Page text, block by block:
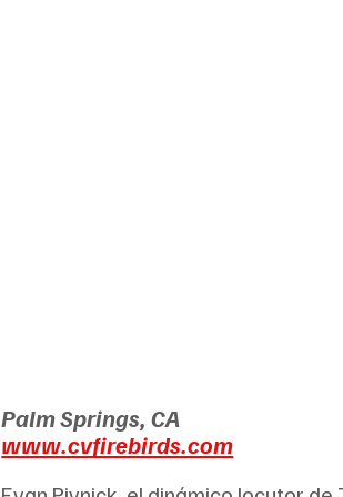
Palm Springs, CA
www.cvfirebirds.com